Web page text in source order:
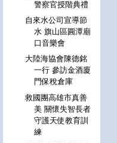
警察官授階典禮
自來水公司宣導節
水 旗山區圓潭廟
口音樂會
大陸海協會陳德銘
一行 參訪金酒廈
門保稅倉庫
救國團高雄市真善
美 關懷失智長者
守護天使教育訓
練